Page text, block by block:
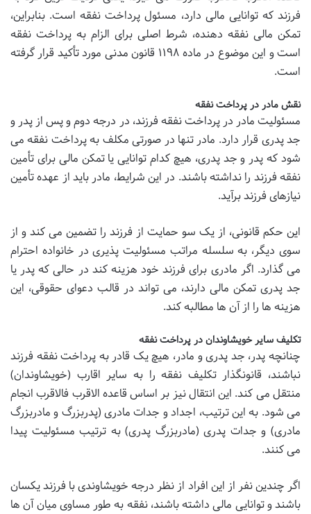
فرزند که توانایی مالی دارد، مسئول پرداخت نفقه است. بنابراین،
تمکن مالی نفقه دهنده، شرط اصلی برای الزام به پرداخت نفقه
است و این موضوع در ماده ۱۱۹۸ قانون مدنی مورد تأکید قرار گرفته
است.
نقش مادر در پرداخت نفقه
مسئولیت مادر در پرداخت نفقه فرزند، در درجه دوم و پس از پدر و
جد پدری قرار دارد. مادر تنها در صورتی مکلف به پرداخت نفقه می
شود که پدر و جد پدری، هیچ کدام توانایی یا تمکن مالی برای تأمین
نفقه فرزند را نداشته باشند. در این شرایط، مادر باید از عهده تأمین
نیازهای فرزند برآید.
این حکم قانونی، از یک سو حمایت از فرزند را تضمین می کند و از
سوی دیگر، به سلسله مراتب مسئولیت پذیری در خانواده احترام
می گذارد. اگر مادری برای فرزند خود هزینه کند در حالی که پدر یا
جد پدری تمکن مالی دارند، می تواند در قالب دعوای حقوقی، این
هزینه ها را از آن ها مطالبه کند.
تکلیف سایر خویشاوندان در پرداخت نفقه
چنانچه پدر، جد پدری و مادر، هیچ یک قادر به پرداخت نفقه فرزند
نباشند، قانونگذار تکلیف نفقه را به سایر اقارب (خویشاوندان)
منتقل می کند. این انتقال نیز بر اساس قاعده الاقرب فالاقرب انجام
می شود. به این ترتیب، اجداد و جدات مادری (پدربزرگ و مادربزرگ
مادری) و جدات پدری (مادربزرگ پدری) به ترتیب مسئولیت پیدا
می کنند.
اگر چندین نفر از این افراد از نظر درجه خویشاوندی با فرزند یکسان
باشند و توانایی مالی داشته باشند، نفقه به طور مساوی میان آن ها